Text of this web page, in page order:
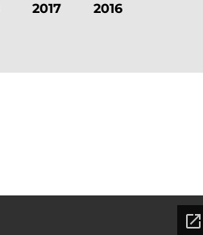
2017 2016